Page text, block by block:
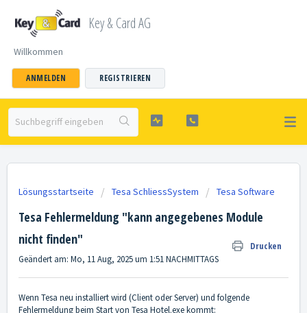
Key & Card AG
Willkommen
ANMELDEN REGISTRIEREN
Lösungsstartseite Tesa SchliessSystem Tesa Software
Tesa Fehlermeldung "kann angegebenes Module
nicht finden"
Drucken
Geändert am: Mo, 11 Aug, 2025 um 1:51 NACHMITTAGS
Wenn Tesa neu installiert wird (Client oder Server) und folgende
Fehlermeldung beim Start von Tesa Hotel.exe kommt: